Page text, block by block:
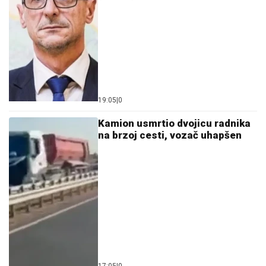
19:05 0
Kamion usmrtio dvojicu radnika
na brzoj cesti, vozač uhapšen